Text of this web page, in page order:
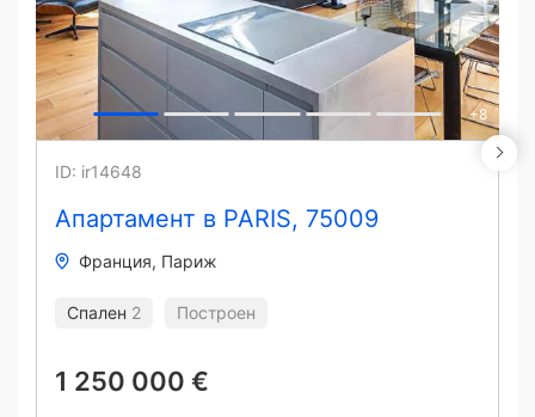
+8
Апартамент в PARIS, 75009
ID: ir14648
Франция Париж
Спален 2 Построен
1 250 000 €